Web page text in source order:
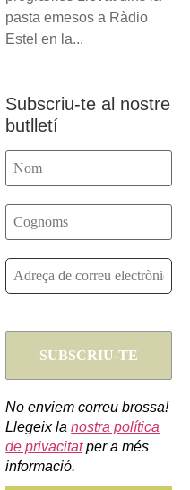
pasta emesos a Ràdio
Estel en la...
Subscriu-te al nostre
butlletí
No enviem correu brossa!
Llegeix lanostra política
de privacitatper a més
informació.